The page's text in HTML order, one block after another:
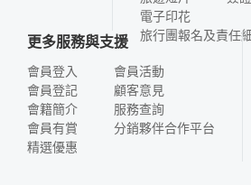
電子印花
旅行團報名及責任
更多服務與支援
會員登入
會員登記
會籍簡介
會員有賞
精選優惠
會員活動
顧客意見
服務查詢
分銷夥伴合作平台